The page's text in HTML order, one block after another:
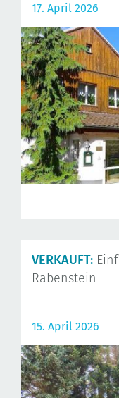
17. April 2026
VERKAUFT:
Rabenstein
15. April 2026